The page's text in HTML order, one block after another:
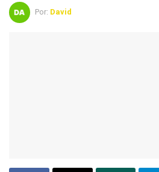
Por: David